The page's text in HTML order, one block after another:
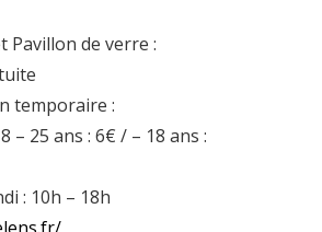
Pavillon de verre :
temporaire :
– 25 ans : 6€ / – 18 ans :
: 10h – 18h